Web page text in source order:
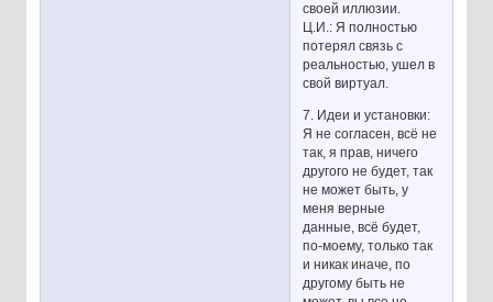
своей иллюзии.
Ц.И.: Я полностью
потерял связь с
реальностью, ушел в
свой виртуал.
7. Идеи и установки:
Я не согласен, всё не
так, я прав, ничего
другого не будет, так
не может быть, у
меня верные
данные, всё будет,
по-моему, только так
и никак иначе, по
другому быть не